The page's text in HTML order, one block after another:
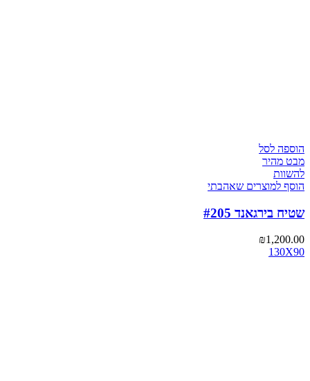
הוספה לסל
מבט מהיר
להשוות
הוסף למוצרים שאהבתי
שטיח בירגאנד #205
₪1,200.00
130X90